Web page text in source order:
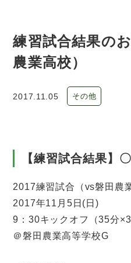
練習試合結果の
農業高校）
2017.11.05 その他
【練習試合結果】
2017練習試合（vs磐田農
2017年11月5日(日)
9：30キックオフ（35分×3
＠磐田農業高等学校G